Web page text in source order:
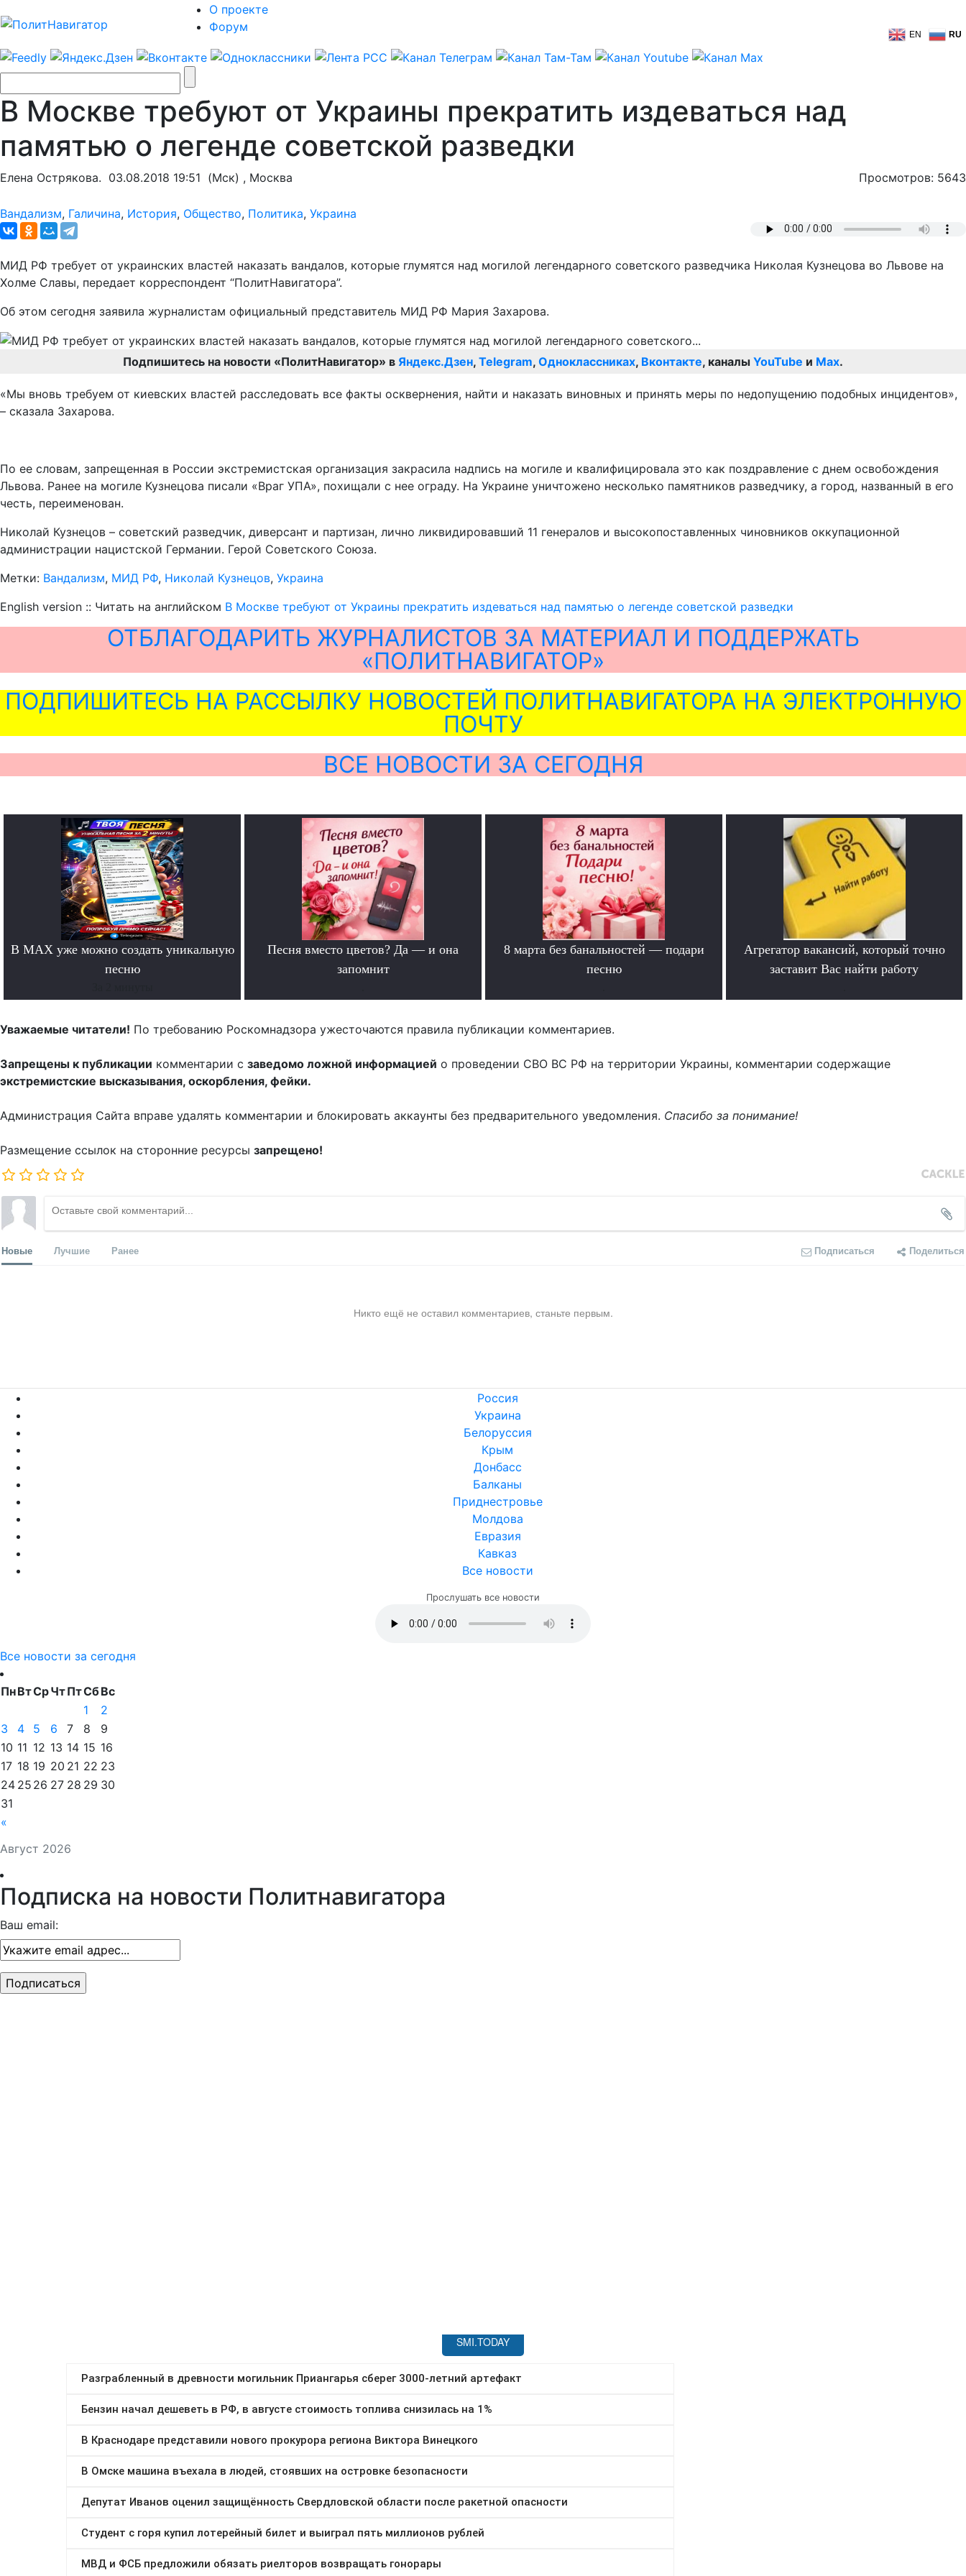
О проекте
Форум
EN RU
В Москве требуют от Украины прекратить издеваться над
памятью о легенде советской разведки
Елена Острякова. 03.08.2018 19:51 (Мск) , Москва Просмотров: 5643
Вандализм, Галичина, История, Общество, Политика, Украина
МИД РФ требует от украинских властей наказать вандалов, которые глумятся над могилой легендарного советского разведчика Николая Кузнецова во Львове на
Холме Славы, передает корреспондент “ПолитНавигатора”.
Об этом сегодня заявила журналистам официальный представитель МИД РФ Мария Захарова.
Подпишитесь на новости «ПолитНавигатор» в Яндекс.Дзен, Telegram, Одноклассниках, Вконтакте, каналы YouTube и Max.
«Мы вновь требуем от киевских властей расследовать все факты осквернения, найти и наказать виновных и принять меры по недопущению подобных инцидентов»,
– сказала Захарова.
По ее словам, запрещенная в России экстремистская организация закрасила надпись на могиле и квалифицировала это как поздравление с днем освобождения
Львова. Ранее на могиле Кузнецова писали «Враг УПА», похищали с нее ограду. На Украине уничтожено несколько памятников разведчику, а город, названный в его
честь, переименован.
Николай Кузнецов – советский разведчик, диверсант и партизан, лично ликвидировавший 11 генералов и высокопоставленных чиновников оккупационной
администрации нацистской Германии. Герой Советского Союза.
Метки: Вандализм, МИД РФ, Николай Кузнецов, Украина
English version :: Читать на английском В Москве требуют от Украины прекратить издеваться над памятью о легенде советской разведки
ОТБЛАГОДАРИТЬ ЖУРНАЛИСТОВ ЗА МАТЕРИАЛ И ПОДДЕРЖАТЬ
«ПОЛИТНАВИГАТОР»
ПОДПИШИТЕСЬ НА РАССЫЛКУ НОВОСТЕЙ ПОЛИТНАВИГАТОРА НА ЭЛЕКТРОННУЮ
ПОЧТУ
ВСЕ НОВОСТИ ЗА СЕГОДНЯ
В MAX уже можно создать уникальную
песню
Песня вместо цветов? Да — и она
запомнит
8 марта без банальностей — подари
песню
Агрегатор вакансий, который точно
заставит Вас найти работу
Уважаемые читатели! По требованию Роскомнадзора ужесточаются правила публикации комментариев.
Запрещены к публикации комментарии с заведомо ложной информацией о проведении СВО ВС РФ на территории Украины, комментарии содержащие
экстремистские высказывания, оскорбления, фейки.
Администрация Сайта вправе удалять комментарии и блокировать аккаунты без предварительного уведомления. Спасибо за понимание!
Размещение ссылок на сторонние ресурсы запрещено!
Новые Лучшие Ранее Подписаться Поделиться
Никто ещё не оставил комментариев, станьте первым.
Россия
Украина
Белоруссия
Крым
Донбасс
Балканы
Приднестровье
Молдова
Евразия
Кавказ
Все новости
Прослушать все новости
Все новости за сегодня
Август 2026
ПнВтСрЧтПтСбВс
«
1
2
3
4 5 6 7 8
9
10 11 12 13 14 15 16
17 18 19 20 21 22 23
24 25 26 27 28 29 30
31
Подписка на новости Политнавигатора
Ваш email: